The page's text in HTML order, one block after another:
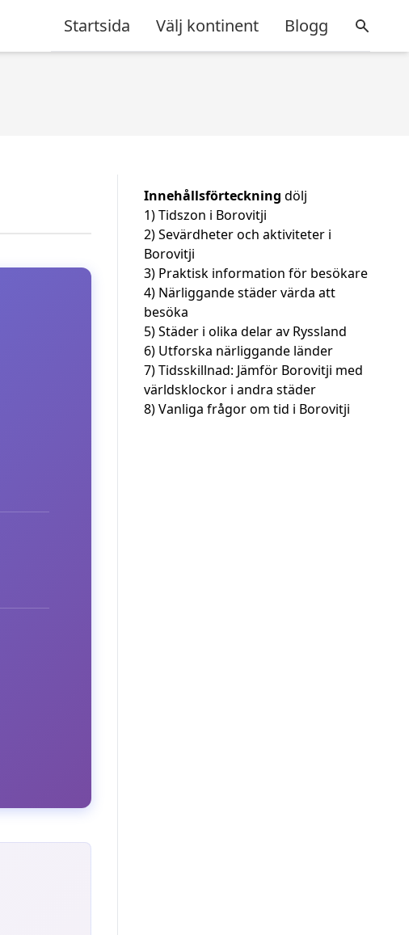
Startsida Välj kontinent Blogg
Innehållsförteckning dölj
1)Tidszon i Borovitji
2)Sevärdheter och aktiviteter i
Borovitji
3) Praktisk information för besökare
4) Närliggande städer värda att
besöka
5)Städer i olika delar av Ryssland
6) Utforska närliggande länder
7)Tidsskillnad: Jämför Borovitji med
världsklockor i andra städer
8)Vanliga frågor om tid i Borovitji